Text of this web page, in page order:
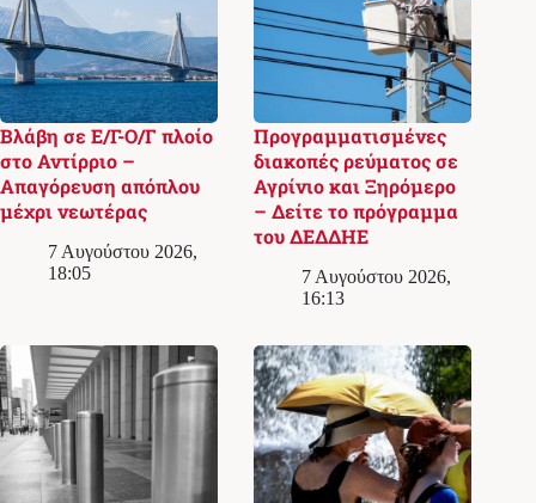
Βλάβη σε Ε/Γ-Ο/Γ πλοίο
στο Αντίρριο –
Απαγόρευση απόπλου
μέχρι νεωτέρας
7 Αυγούστου 2026,
18:05
Προγραμματισμένες
διακοπές ρεύματος σε
Αγρίνιο και Ξηρόμερο
– Δείτε το πρόγραμμα
του ΔΕΔΔΗΕ
7 Αυγούστου 2026,
16:13